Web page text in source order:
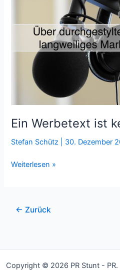
Ein Werbetext ist
Stefan Schütz 30. Dezember
Ein
Pressetext
Weiterlesen »
← Zurück
Copyright © 2026 PR Stunt -